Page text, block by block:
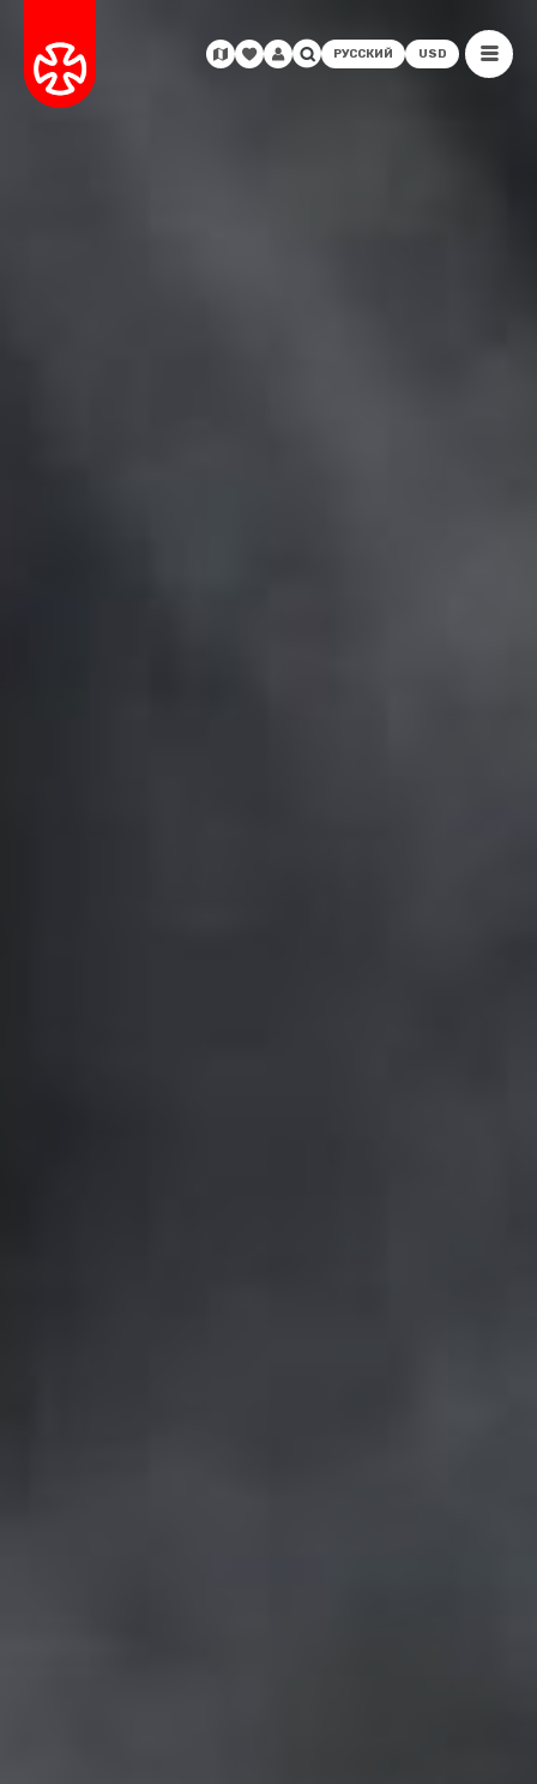
РУССКИЙ USD